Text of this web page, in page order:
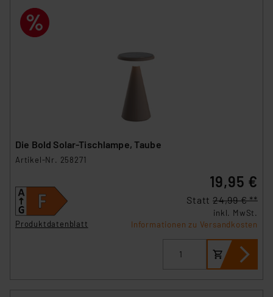
Die Bold Solar-Tischlampe, Taube
Artikel-Nr. 258271
Produktdatenblatt
19,95 €
Statt 24,99 € **
inkl. MwSt.
Informationen zu Versandkosten